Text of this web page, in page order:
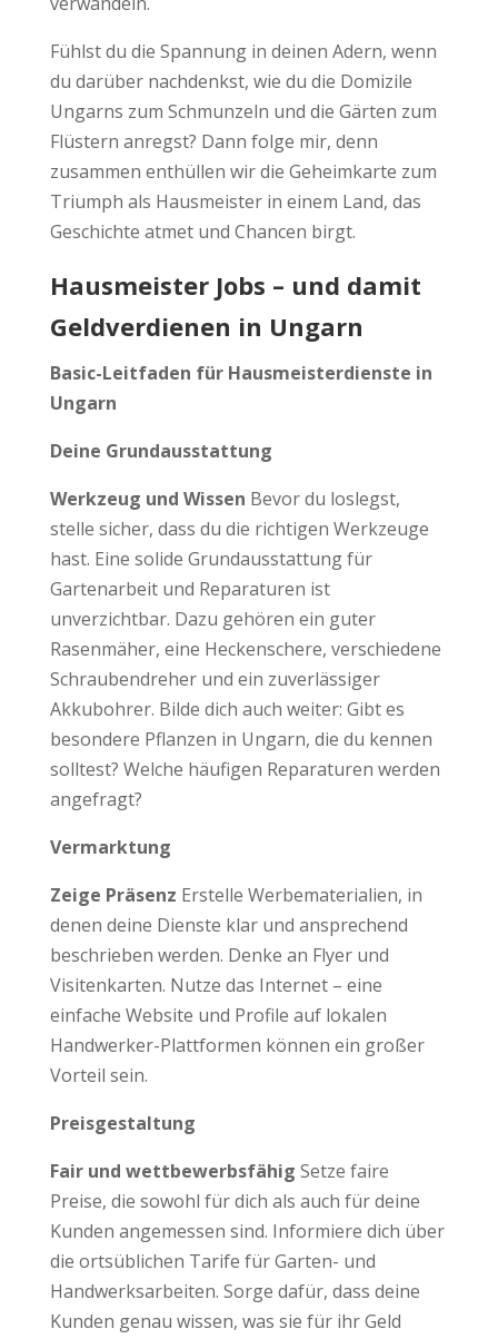
Fühlst du die Spannung in deinen Adern, wenn
du darüber nachdenkst, wie du die Domizile
Ungarns zum Schmunzeln und die Gärten zum
Flüstern anregst? Dann folge mir, denn
zusammen enthüllen wir die Geheimkarte zum
Triumph als Hausmeister in einem Land, das
Geschichte atmet und Chancen birgt.
Hausmeister Jobs – und damit
Geldverdienen in Ungarn
Basic-Leitfaden für Hausmeisterdienste in
Ungarn
Deine Grundausstattung
Werkzeug und Wissen Bevor du loslegst,
stelle sicher, dass du die richtigen Werkzeuge
hast. Eine solide Grundausstattung für
Gartenarbeit und Reparaturen ist
unverzichtbar. Dazu gehören ein guter
Rasenmäher, eine Heckenschere, verschiedene
Schraubendreher und ein zuverlässiger
Akkubohrer. Bilde dich auch weiter: Gibt es
besondere Pflanzen in Ungarn, die du kennen
solltest? Welche häufigen Reparaturen werden
angefragt?
Vermarktung
Zeige Präsenz Erstelle Werbematerialien, in
denen deine Dienste klar und ansprechend
beschrieben werden. Denke an Flyer und
Visitenkarten. Nutze das Internet – eine
einfache Website und Profile auf lokalen
Handwerker-Plattformen können ein großer
Vorteil sein.
Preisgestaltung
Fair und wettbewerbsfähig Setze faire
Preise, die sowohl für dich als auch für deine
Kunden angemessen sind. Informiere dich über
die ortsüblichen Tarife für Garten- und
Handwerksarbeiten. Sorge dafür, dass deine
Kunden genau wissen, was sie für ihr Geld